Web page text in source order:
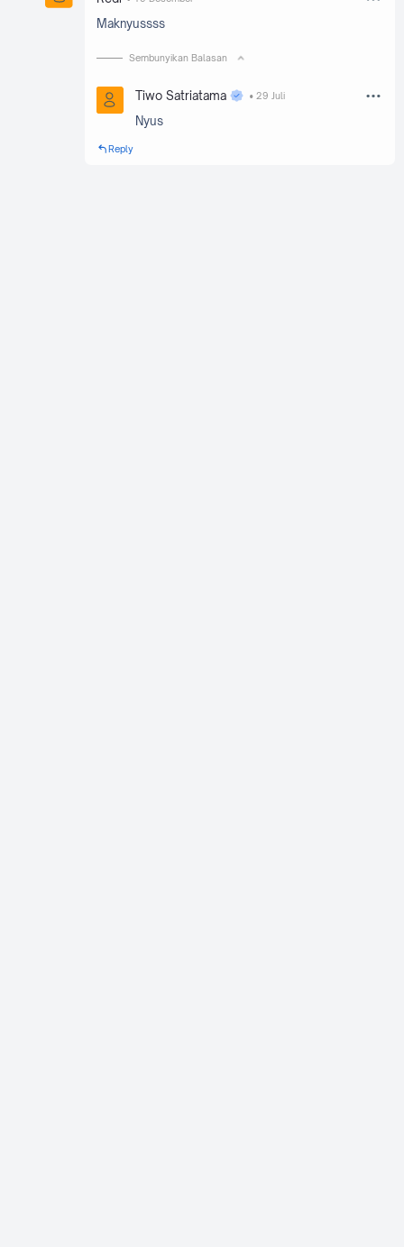
Maknyussss
Sembunyikan Balasan
Tiwo Satriatama 29 Juli
Nyus
Reply